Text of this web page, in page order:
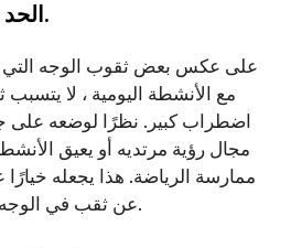
3. الحد الأدنى من التداخل.
على عكس بعض ثقوب الوجه التي
مع الأنشطة اليومية ، لا
اضطراب كبير. نظرًا لوضعه على
مجال رؤية مرتديه أو يعيق
ممارسة الرياضة. هذا يجعله خيارًا
عن ثقب في الوجه دون المساس بوظائفهم.